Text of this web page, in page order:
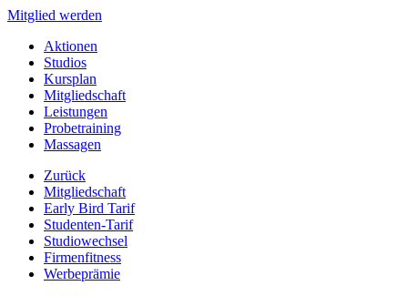
Mitglied werden
Aktionen
Studios
Kursplan
Mitgliedschaft
Leistungen
Probetraining
Massagen
Zurück
Mitgliedschaft
Early Bird Tarif
Studenten-Tarif
Studiowechsel
Firmenfitness
Werbeprämie